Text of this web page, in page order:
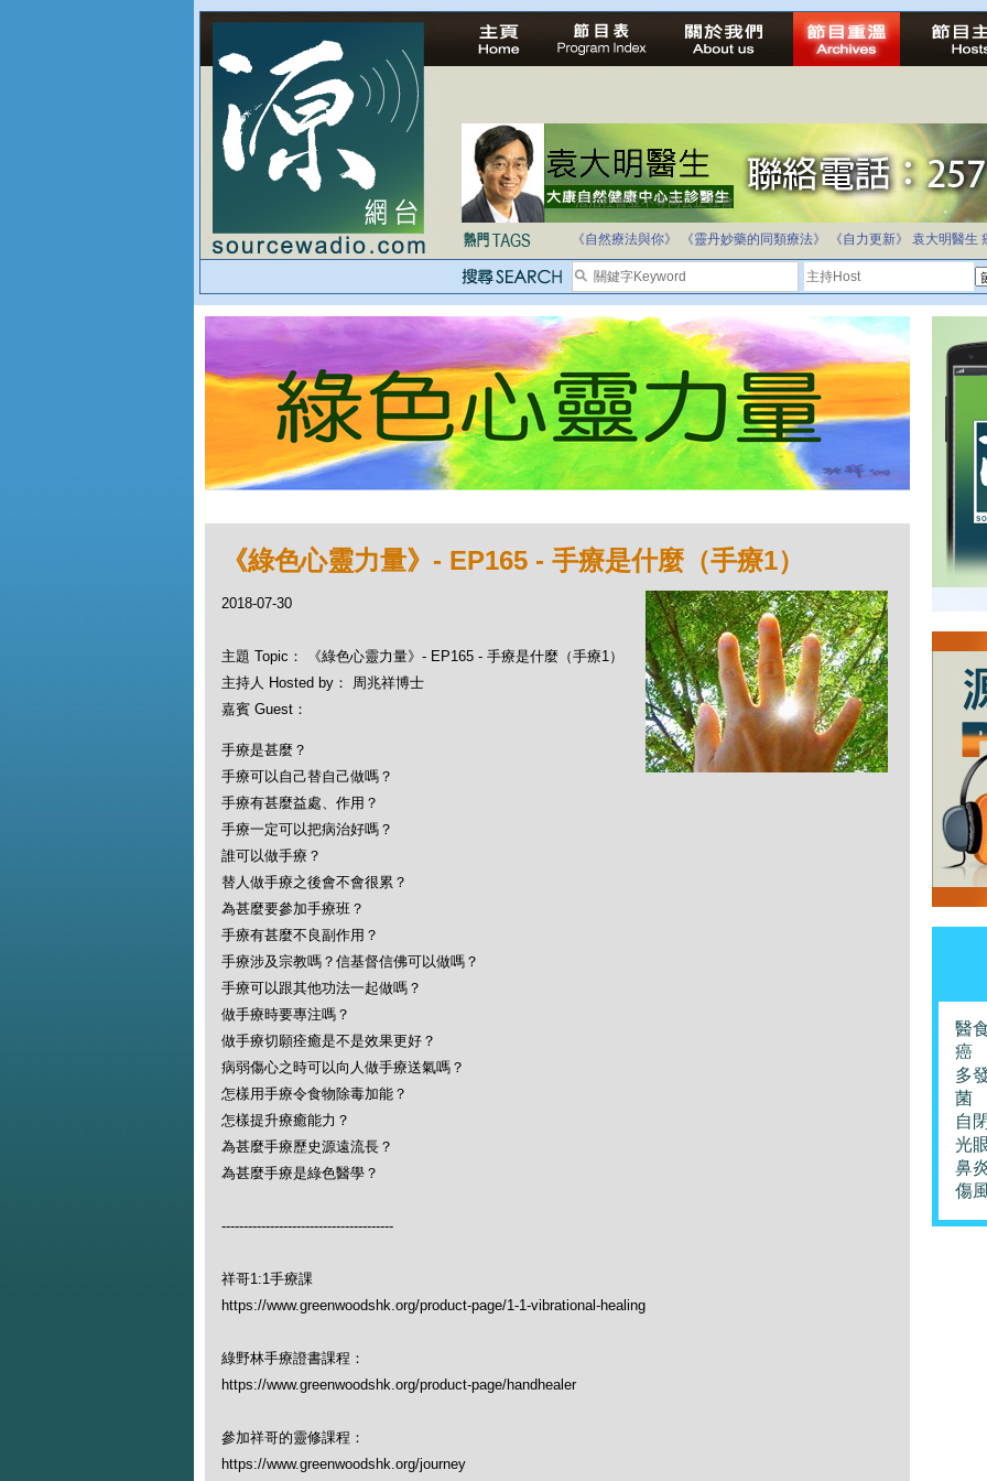
法治社會並不等同公正社會
自家教育合法化-推動多元化教育，全民學卷制
《自然療法與你》
《靈丹妙藥的同類療法》 《自力更新》 袁大明醫生
《綠色心靈力量》- EP165 - 手療是什麼（手療1）
2018-07-30
主題 Topic： 《綠色心靈力量》- EP165 - 手療是什麼（手療1）
主持人 Hosted by： 周兆祥博士
嘉賓 Guest：
手療是甚麼？
手療可以自己替自己做嗎？
手療有甚麼益處、作用？
手療一定可以把病治好嗎？
誰可以做手療？
替人做手療之後會不會很累？
為甚麼要參加手療班？
手療有甚麼不良副作用？
手療涉及宗教嗎？信基督信佛可以做嗎？
手療可以跟其他功法一起做嗎？
做手療時要專注嗎？
做手療切願痊癒是不是效果更好？
病弱傷心之時可以向人做手療送氣嗎？
怎樣用手療令食物除毒加能？
怎樣提升療癒能力？
為甚麼手療歷史源遠流長？
為甚麼手療是綠色醫學？
---------------------------------------
祥哥1:1手療課
https://www.greenwoodshk.org/product-page/1-1-vibrational-healing
綠野林手療證書課程：
https://www.greenwoodshk.org/product-page/handhealer
參加祥哥的靈修課程：
https://www.greenwoodshk.org/journey
醫
癌
多
菌
自
光
鼻
傷